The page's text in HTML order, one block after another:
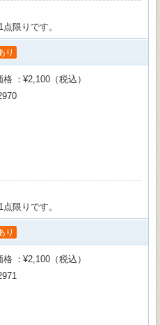
限りです。
り
格
¥2,100（税込）
限りです。
り
格
¥2,100（税込）